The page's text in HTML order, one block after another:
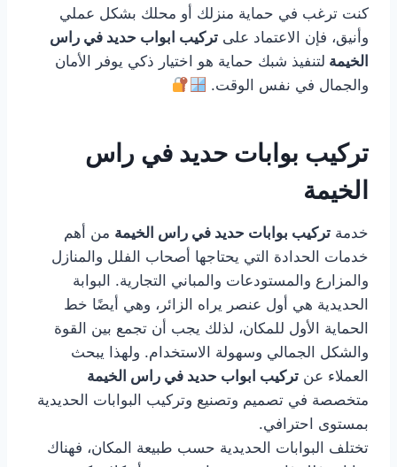
كنت ترغب في حماية منزلك أو محلك بشكل عملي
وأنيق، فإن الاعتماد على تركيب ابواب حديد في راس
الخيمة لتنفيذ شبك حماية هو اختيار ذكي يوفر الأمان
والجمال في نفس الوقت.
تركيب بوابات حديد في راس
الخيمة
خدمة تركيب بوابات حديد في راس الخيمة من أهم
خدمات الحدادة التي يحتاجها أصحاب الفلل والمنازل
والمزارع والمستودعات والمباني التجارية. البوابة
الحديدية هي أول عنصر يراه الزائر، وهي أيضًا خط
الحماية الأول للمكان، لذلك يجب أن تجمع بين القوة
والشكل الجمالي وسهولة الاستخدام. ولهذا يبحث
العملاء عن تركيب ابواب حديد في راس الخيمة
متخصصة في تصميم وتصنيع وتركيب البوابات الحديدية
بمستوى احترافي.
تختلف البوابات الحديدية حسب طبيعة المكان، فهناك